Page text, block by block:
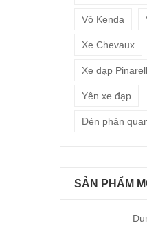
Vỏ Kenda
Xe Chevaux
Xe đạp
Yên xe đạp
Đèn phản
SẢN PHẨM